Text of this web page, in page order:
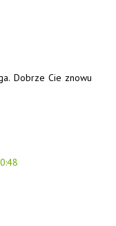
Dobrze Cie znowu